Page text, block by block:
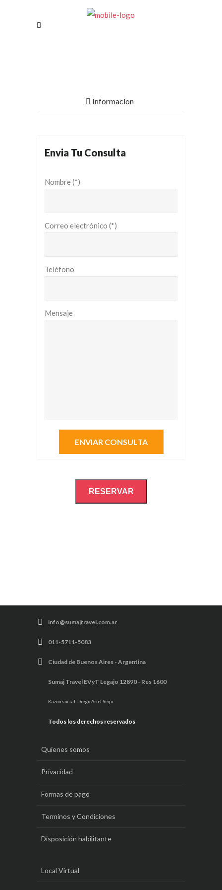
Informacion
Envia Tu Consulta
Nombre (*)
Correo electrónico (*)
Teléfono
Mensaje
RESERVAR
info@sumajtravel.com.ar
011-5711-5083
Ciudad de Buenos Aires - Argentina
Sumaj Travel EVyT Legajo 12890 - Res 1600
Razon social: Diego Ariel Seijo
Todos los derechos reservados
Quienes somos
Privacidad
Formas de pago
Terminos y Condiciones
Disposición habilitante
Local Virtual